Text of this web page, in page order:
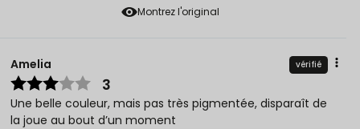
Montrez l'original
Amelia vérifié
3
Une belle couleur, mais pas très pigmentée, disparaît de
la joue au bout d’un moment